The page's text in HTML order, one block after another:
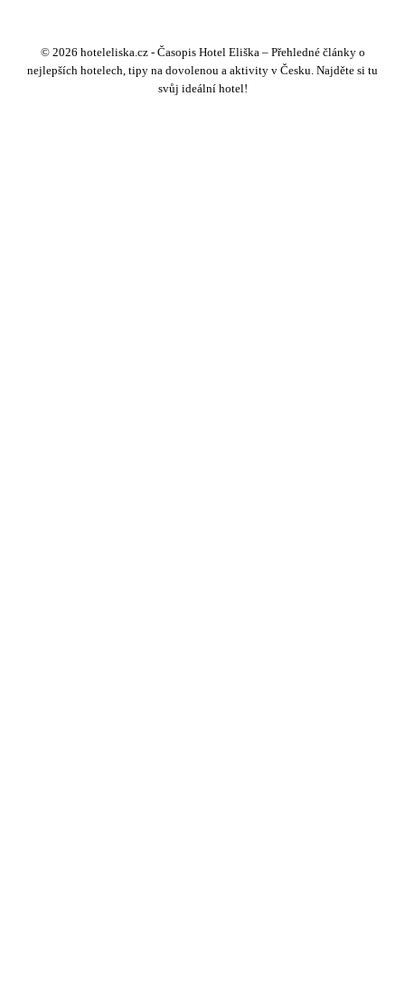
© 2026 hoteleliska.cz - Časopis Hotel Eliška – Přehledné články o
nejlepších hotelech, tipy na dovolenou a aktivity v Česku. Najděte si tu
svůj ideální hotel!